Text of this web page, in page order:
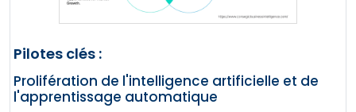
Pilotes clés :
Prolifération de l'intelligence artificielle et de
l'apprentissage automatique